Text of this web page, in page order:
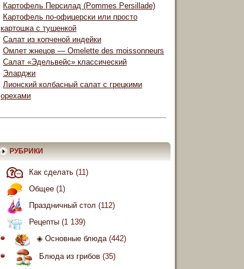
Картофель Персилад (Pommes Persillade)
Картофель по-офицерски или просто
картошка с тушенкой
Салат из копченой индейки
Омлет жнецов — Omelette des moissonneurs
Салат «Эдельвейс» классический
Эларджи
Лионский колбасный салат с грецкими
орехами
РУБРИКИ
Как сделать (11)
Общее (1)
Праздничный стол (112)
Рецепты (1 139)
◈ Основные блюда(442)
Блюда из грибов (35)